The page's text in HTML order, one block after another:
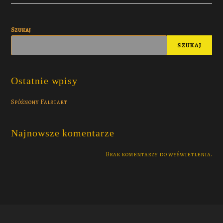
Szukaj
SZUKAJ
Ostatnie wpisy
Spóźnony Falstart
Najnowsze komentarze
Brak komentarzy do wyświetlenia.